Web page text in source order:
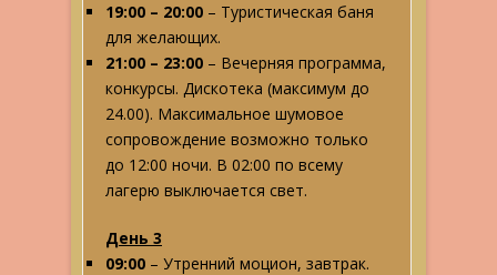
19:00 – 20:00 – Туристическая баня
для желающих.
21:00 – 23:00 – Вечерняя программа,
конкурсы. Дискотека (максимум до
24.00). Максимальное шумовое
сопровождение возможно только
до 12:00 ночи. В 02:00 по всему
лагерю выключается свет.
День 3
09:00 – Утренний моцион, завтрак.